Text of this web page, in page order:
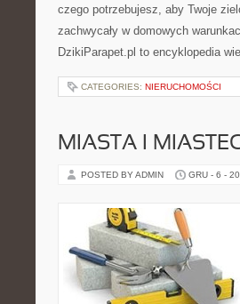
czego potrzebujesz, aby Twoje
zachwycały w domowych
DzikiParapet.pl to encyklopedia
CATEGORIES: NIERUCHOMOŚCI
MIASTA I
POSTED BY ADMIN GRU - 6 -